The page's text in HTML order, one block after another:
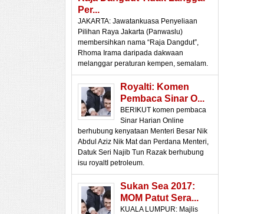
Per...
JAKARTA: Jawatankuasa Penyeliaan
Pilihan Raya Jakarta (Panwaslu)
membersihkan nama “Raja Dangdut”,
Rhoma Irama daripada dakwaan
melanggar peraturan kempen, semalam.
Royalti: Komen
Pembaca Sinar O...
BERIKUT komen pembaca
Sinar Harian Online
berhubung kenyataan Menteri Besar Nik
Abdul Aziz Nik Mat dan Perdana Menteri,
Datuk Seri Najib Tun Razak berhubung
isu royaltI petroleum.
Sukan Sea 2017:
MOM Patut Sera...
KUALA LUMPUR: Majlis